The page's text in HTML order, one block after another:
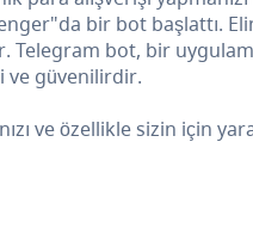
bir bot başlattı.
Telegram bot, bir
ve güvenilirdir.
ve özellikle sizin için